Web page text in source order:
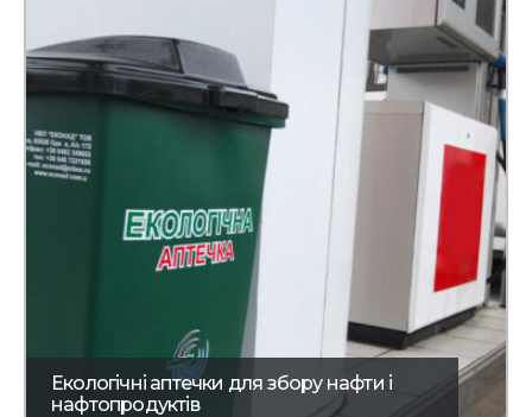
Екологічні аптечки для збору нафти і
нафтопродуктів